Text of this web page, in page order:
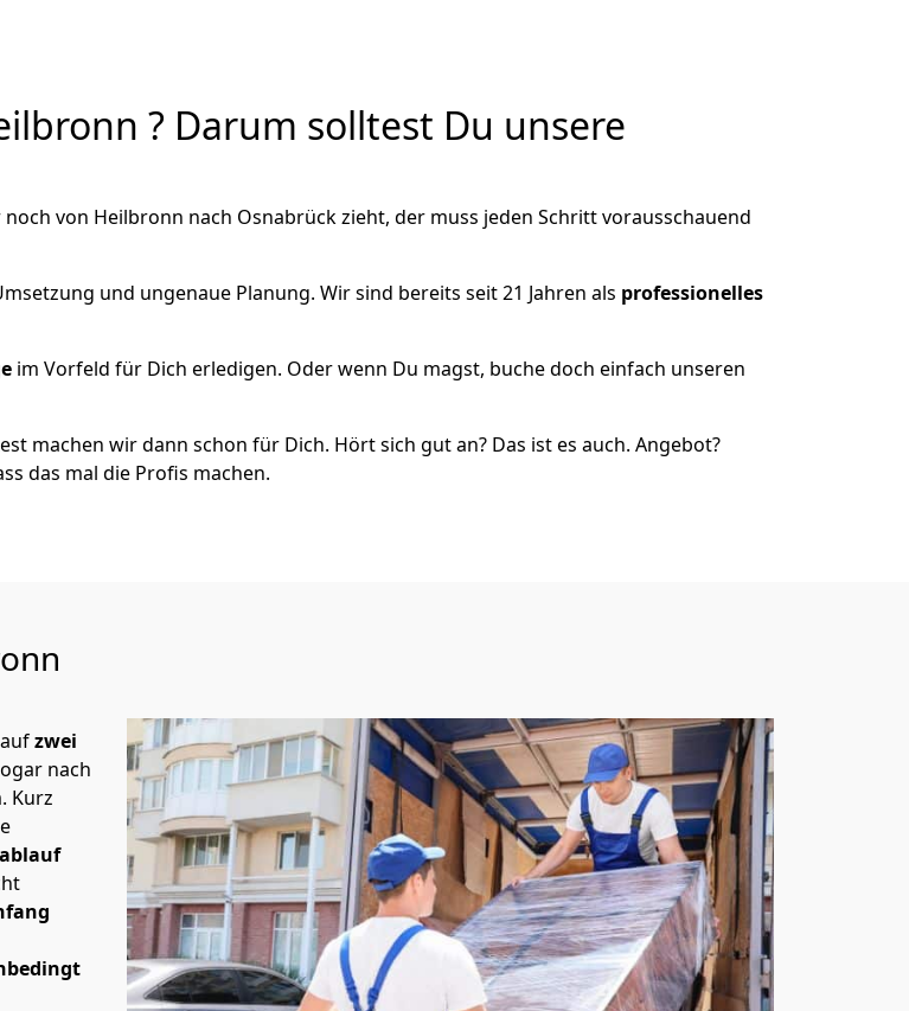
? Darum solltest Du unsere
von Heilbronn nach Osnabrück zieht, der muss jeden Schritt vorausschauend
und ungenaue Planung. Wir sind bereits seit 21 Jahren als professionelles
im Vorfeld für Dich erledigen. Oder wenn Du magst, buche doch einfach unseren
machen wir dann schon für Dich. Hört sich gut an? Das ist es auch. Angebot?
das mal die Profis machen.
zwei
nach
Kurz